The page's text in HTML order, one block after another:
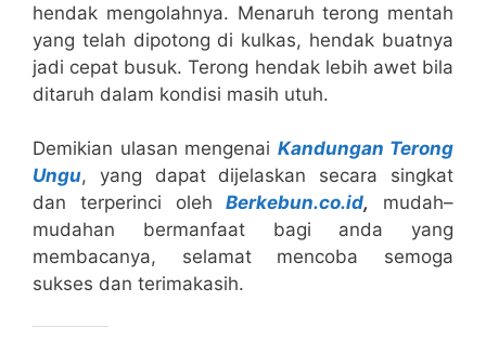
hendak mengolahnya. Menaruh terong mentah
yang telah dipotong di kulkas, hendak buatnya
jadi cepat busuk. Terong hendak lebih awet bila
ditaruh dalam kondisi masih utuh.
Demikian ulasan mengenai Kandungan Terong
Ungu, yang dapat dijelaskan secara singkat
dan terperinci olehBerkebun.co.id, mudah–
mudahan bermanfaat bagi anda yang
membacanya, selamat mencoba semoga
sukses dan terimakasih.